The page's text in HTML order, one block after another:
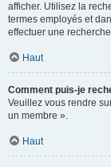
afficher. Utilisez la
termes employés et
effectuer une
Haut
Comment puis-je
Veuillez vous rendre
un membre ».
Haut